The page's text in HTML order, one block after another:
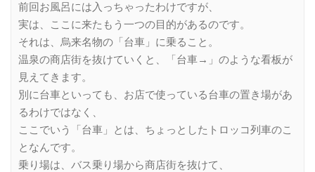
前回お風呂には入っちゃったわけですが、
実は、ここに来たもう一つの目的があるのです。
それは、烏来名物の「台車」に乗ること。
温泉の商店街を抜けていくと、「台車→」のような看板が
見えてきます。
別に台車といっても、お店で使っている台車の置き場があ
るわけではなく、
ここでいう「台車」とは、ちょっとしたトロッコ列車のこ
となんです。
乗り場は、バス乗り場から商店街を抜けて、